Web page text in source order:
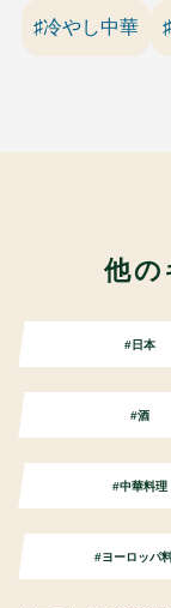
♯冷やし中華
他の
#日本
#酒
#中華料理
#ヨーロッパ